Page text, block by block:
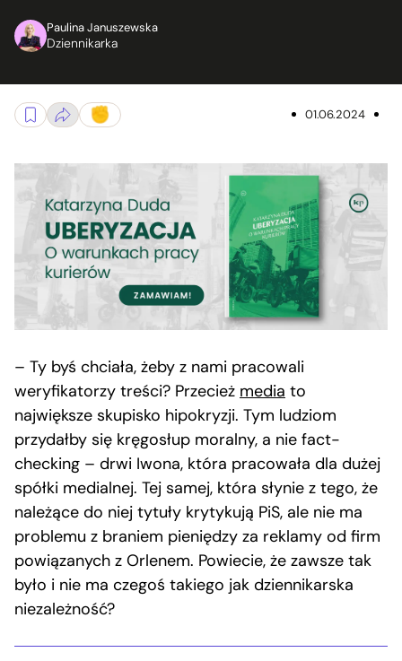
Paulina Januszewska
Dziennikarka
01.06.2024
– Ty byś chciała, żeby z nami pracowali
weryfikatorzy treści? Przecież media to
największe skupisko hipokryzji. Tym ludziom
przydałby się kręgosłup moralny, a nie fact-
checking – drwi Iwona, która pracowała dla dużej
spółki medialnej. Tej samej, która słynie z tego, że
należące do niej tytuły krytykują PiS, ale nie ma
problemu z braniem pieniędzy za reklamy od firm
powiązanych z Orlenem. Powiecie, że zawsze tak
było i nie ma czegoś takiego jak dziennikarska
niezależność?